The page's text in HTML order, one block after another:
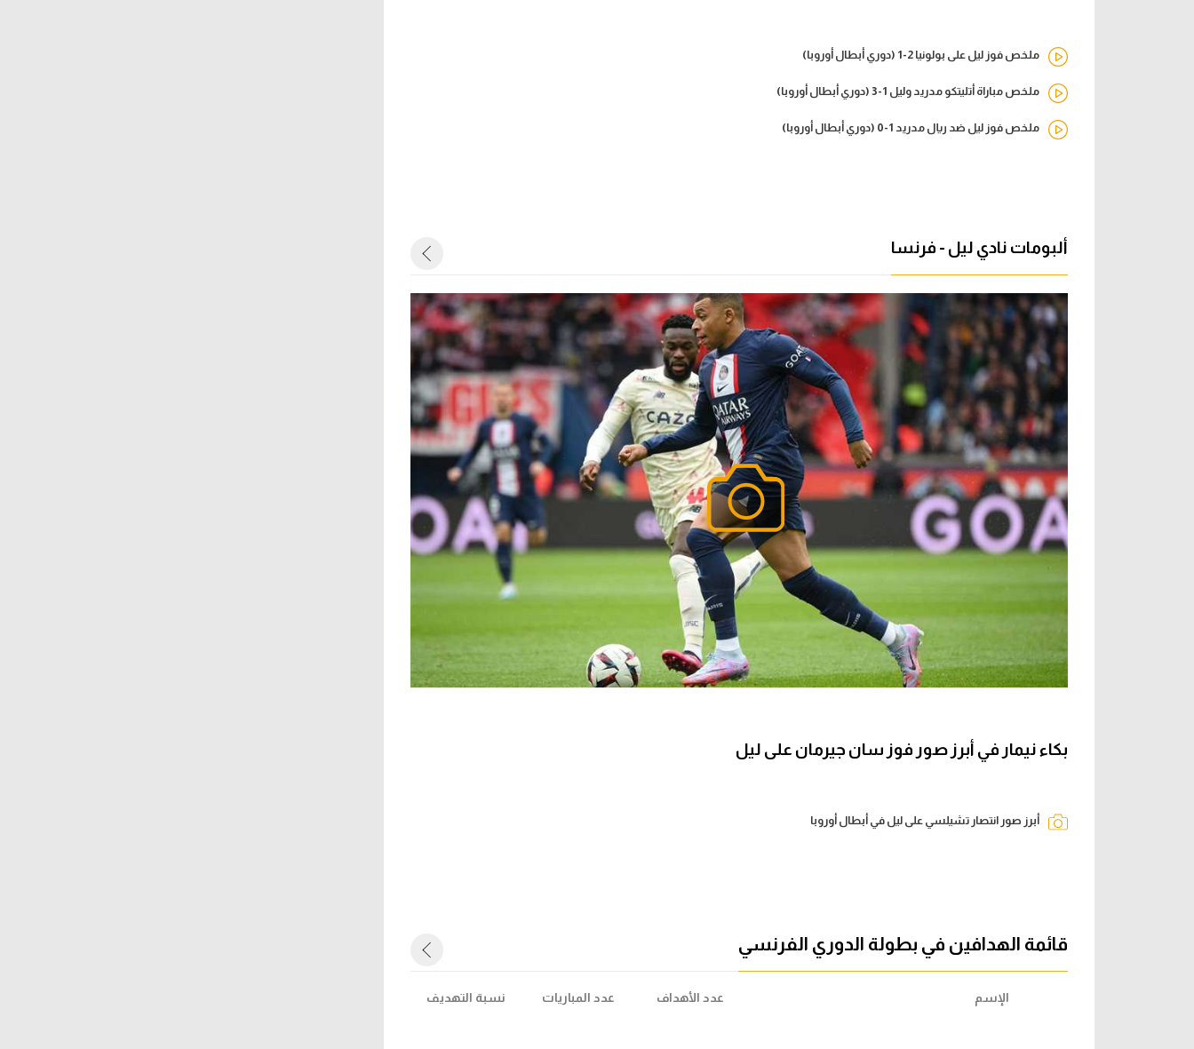
ملخص فوز ليل على بولونيا 2-1 (دوري أبطال أوروبا)
ملخص مباراة أتليتكو مدريد وليل 1-3 (دوري أبطال أوروبا)
ملخص فوز ليل ضد ريال مدريد 1-0 (دوري أبطال أوروبا)
ألبومات نادي ليل - فرنسا
بكاء نيمار في أبرز صور فوز سان جيرمان على ليل
أبرز صور انتصار تشيلسي على ليل في أبطال أوروبا
قائمة الهدافين في بطولة الدوري الفرنسي
الإسم عدد الأهداف عدد المباريات نسبة التهديف